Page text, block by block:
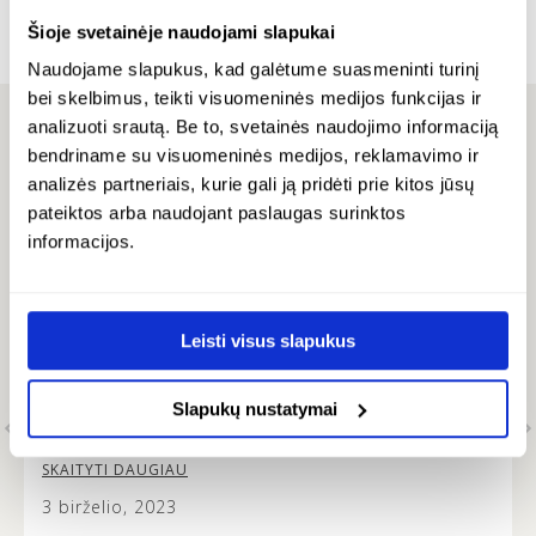
Šioje svetainėje naudojami slapukai
Naudojame slapukus, kad galėtume suasmeninti turinį
bei skelbimus, teikti visuomeninės medijos funkcijas ir
analizuoti srautą. Be to, svetainės naudojimo informaciją
bendriname su visuomeninės medijos, reklamavimo ir
analizės partneriais, kurie gali ją pridėti prie kitos jūsų
pateiktos arba naudojant paslaugas surinktos
informacijos.
Leisti visus slapukus
Slapukų nustatymai
Siuntimas
€80.00
ATSILIEPIMAI
I admire modesty and elegance of MONDRI
meticulous amber stone finish is fascinating! The
colours and combinations are truly beautiful and
it’s lovely to see how the metal design does not
jewellery is versatile and modern looking, and the
SKAITYTI DAUGIAU
3 birželio, 2023